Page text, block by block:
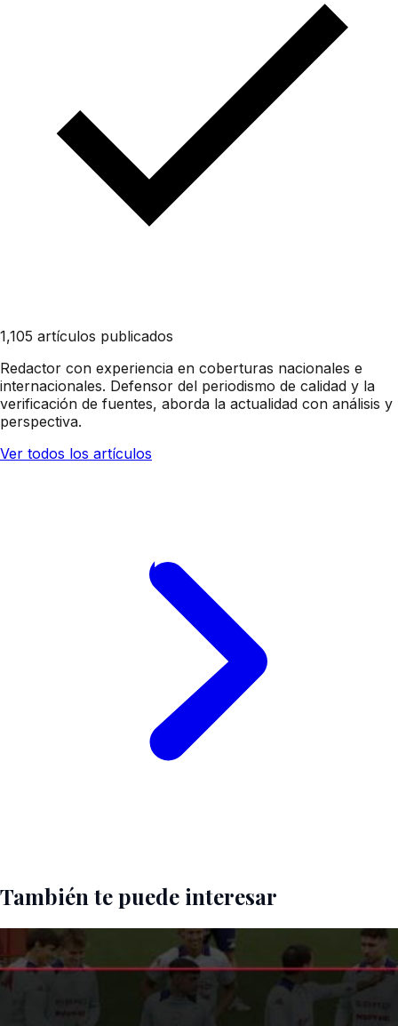
1,105 artículos publicados
Redactor con experiencia en coberturas nacionales e
internacionales. Defensor del periodismo de calidad y la
verificación de fuentes, aborda la actualidad con análisis y
perspectiva.
Ver todos los artículos
También te puede interesar